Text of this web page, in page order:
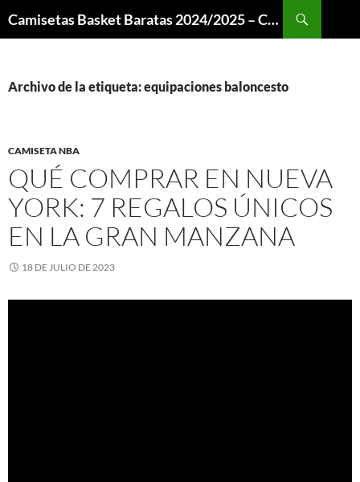
Camisetas Basket Baratas 2024/2025 – Camisetas NBA
Archivo de la etiqueta: equipaciones baloncesto
CAMISETA NBA
QUÉ COMPRAR EN NUEVA
YORK: 7 REGALOS ÚNICOS
EN LA GRAN MANZANA
18 DE JULIO DE 2023